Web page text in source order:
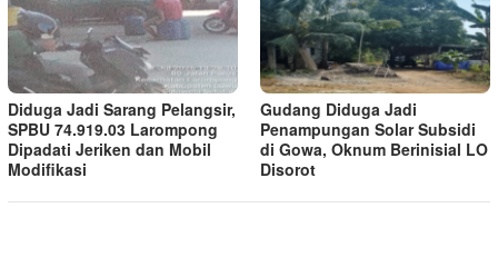
Diduga Jadi Sarang Pelangsir,
SPBU 74.919.03 Larompong
Dipadati Jeriken dan Mobil
Modifikasi
Gudang Diduga Jadi
Penampungan Solar Subsidi
di Gowa, Oknum Berinisial LO
Disorot